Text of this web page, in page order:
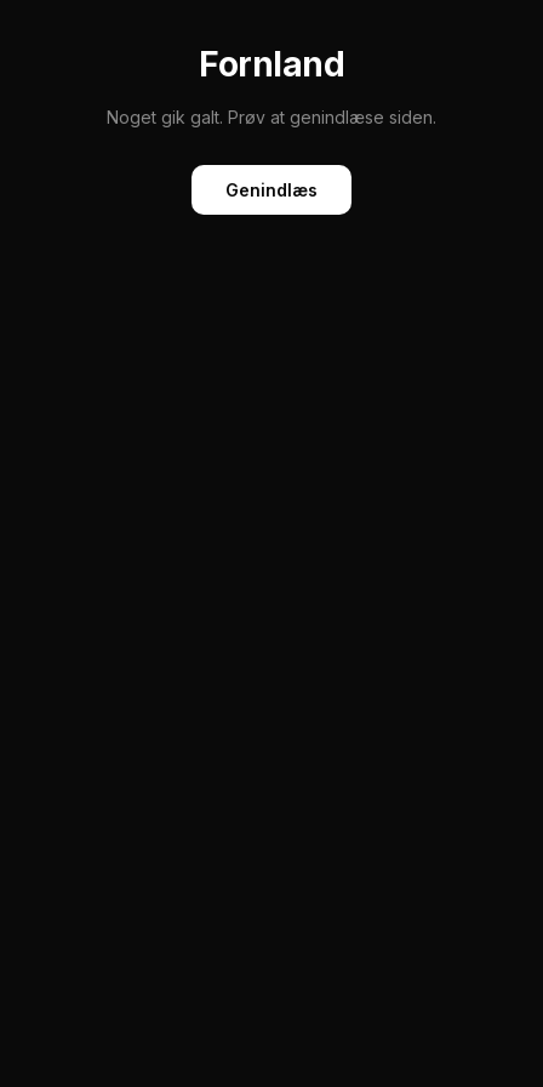
Fornland
Noget gik galt. Prøv at genindlæse siden.
Genindlæs